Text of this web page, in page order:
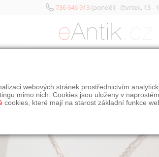
736 646 913(pondělí - čtvrtek, 13 -
webových stránek prostřednictvím
mimo nich. Cookies jsou uloženy v
cookies, které mají na starost základní funkce